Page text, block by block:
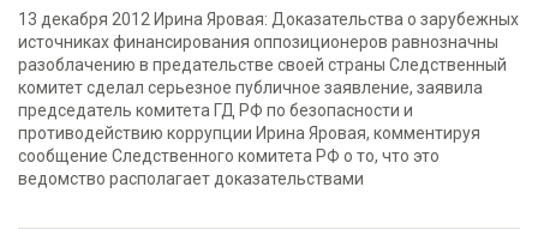
13 декабря 2012 Ирина Яровая: Доказательства о зарубежных
источниках финансирования оппозиционеров равнозначны
разоблачению в предательстве своей страны Следственный
комитет сделал серьезное публичное заявление, заявила
председатель комитета ГД РФ по безопасности и
противодействию коррупции Ирина Яровая, комментируя
сообщение Следственного комитета РФ о то, что это
ведомство располагает доказательствами